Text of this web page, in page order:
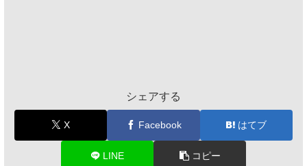
シェアする
X Facebook はてブ
LINE コピー